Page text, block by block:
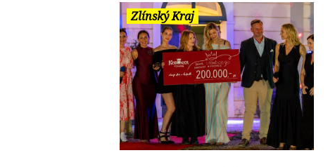
Zlínský Kraj